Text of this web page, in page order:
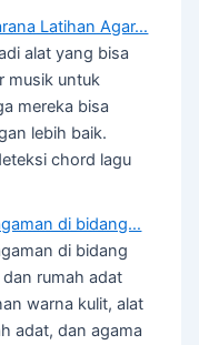
Latihan Agar…
alat yang bisa
musik untuk
mereka bisa
lebih baik.
chord lagu
di bidang…
di bidang
rumah adat
warna kulit, alat
adat, dan agama